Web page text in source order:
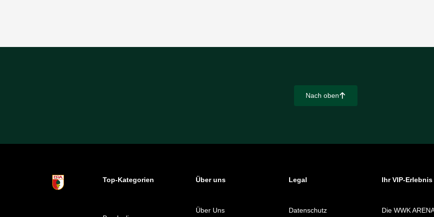
Nach oben􀄨
Top-Kategorien Über uns Legal Ihr VIP-Erlebnis
Über Uns Datenschutz Die WWK